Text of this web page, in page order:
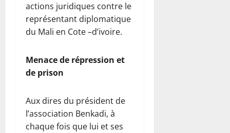
actions juridiques contre le
représentant diplomatique
du Mali en Cote –d’ivoire.
Menace de répression et
de prison
Aux dires du président de
l’association Benkadi, à
chaque fois que lui et ses